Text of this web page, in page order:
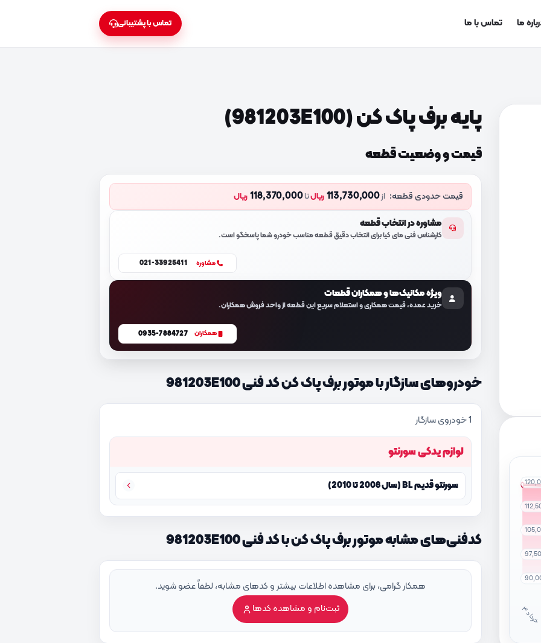
ما تماس با ما تماس با پشتیبانی
خ
ر
داد
۳
پایه برف پاک کن (981203E100)
قیمت و وضعیت قطعه
قیمت حدودی قطعه: از113,730,000 ریالتا118,370,000 ریال
مشاوره در انتخاب قطعه
کارشناس فنی مای کیا برای انتخاب دقیق قطعه مناسب خودرو شما پاسخگو است.
مشاوره 021-33925411
ویژه مکانیک‌ها و همکاران قطعات
خرید عمده، قیمت همکاری و استعلام سریع این قطعه از واحد فروش همکاران.
همکاران 0935-7884727
خودروهای سازگار با موتور برف پاک کن کد فنی 981203E100
1 خودروی سازگار
لوازم یدکی سورنتو
سورنتو قدیم BL (سال 2008 تا 2010)
کدفنی‌های مشابه موتور برف پاک کن با کد فنی 981203E100
همکار گرامی، برای مشاهده اطلاعات بیشتر و کدهای مشابه، لطفاً عضو شوید.
ثبت‌نام و مشاهده کدها